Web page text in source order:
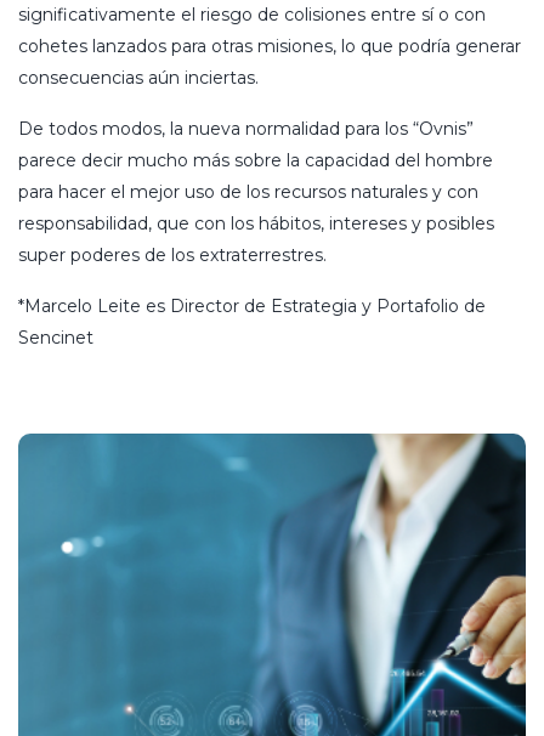
significativamente el riesgo de colisiones entre sí o con
cohetes lanzados para otras misiones, lo que podría generar
consecuencias aún inciertas.
De todos modos, la nueva normalidad para los “Ovnis”
parece decir mucho más sobre la capacidad del hombre
para hacer el mejor uso de los recursos naturales y con
responsabilidad, que con los hábitos, intereses y posibles
super poderes de los extraterrestres.
*Marcelo Leite es Director de Estrategia y Portafolio de
Sencinet